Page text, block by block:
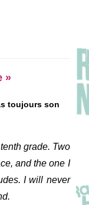
»
toujours son
grade. Two
and the one I
I will never